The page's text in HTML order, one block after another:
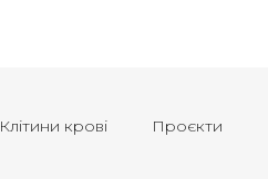
Клітини крові Проєкти